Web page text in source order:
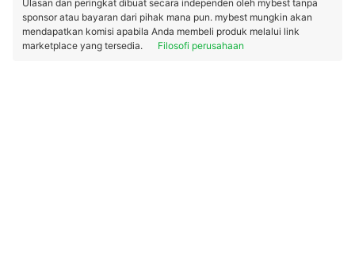
Ulasan dan peringkat dibuat secara independen oleh mybest tanpa
sponsor atau bayaran dari pihak mana pun. mybest mungkin akan
mendapatkan komisi apabila Anda membeli produk melalui link
marketplace yang tersedia.
Filosofi perusahaan